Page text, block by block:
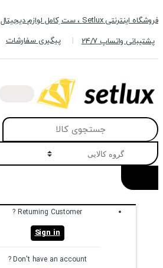
to
navigation
to
content
فروشگاه اینترنتی Setlux ، ست ِکامل لوازم دیجیتال
پشتیبانی واتساپ 24/7
پیگیری سفارشات
Search
for:
Returning Customer ?
Sign in
Don't have an account ?